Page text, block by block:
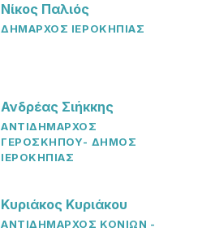
Νίκος Παλιός
ΔΗΜΑΡΧΟΣ ΙΕΡΟΚΗΠΙΑΣ
Ανδρέας Σιήκκης
ΑΝΤΙΔΗΜΑΡΧΟΣ
ΓΕΡΟΣΚΗΠΟΥ- ΔΗΜΟΣ
ΙΕΡΟΚΗΠΙΑΣ
Κυριάκος Κυριάκου
ΑΝΤΙΔΗΜΑΡΧΟΣ ΚΟΝΙΩΝ -